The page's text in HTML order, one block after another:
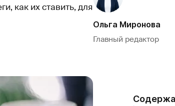
как их ставить, для
Ольга Миронова
Главный редактор